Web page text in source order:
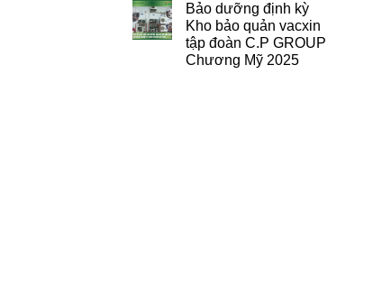
Bảo dưỡng định kỳ
Kho bảo quản vacxin
tập đoàn C.P GROUP
Chương Mỹ 2025